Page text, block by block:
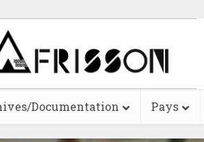
Documentation Pays